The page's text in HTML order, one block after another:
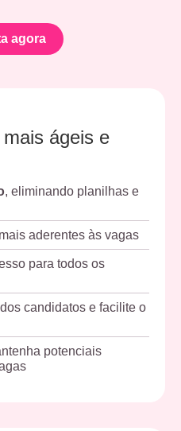
agora
ágeis e
, eliminando planilhas e
mais aderentes às vagas
para todos os
dos candidatos e facilite o
potenciais